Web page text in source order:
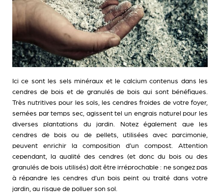
Ici ce sont les sels minéraux et le calcium contenus dans les
cendres de bois et de granulés de bois qui sont bénéfiques.
Très nutritives pour les sols, les cendres froides de votre foyer,
semées par temps sec, agissent tel un engrais naturel pour les
diverses plantations du jardin. Notez également que les
cendres de bois ou de pellets, utilisées avec parcimonie,
peuvent enrichir la composition d’un compost. Attention
cependant, la qualité des cendres (et donc du bois ou des
granulés de bois utilisés) doit être irréprochable : ne songez pas
à répandre les cendres d’un bois peint ou traité dans votre
jardin, au risque de polluer son sol.